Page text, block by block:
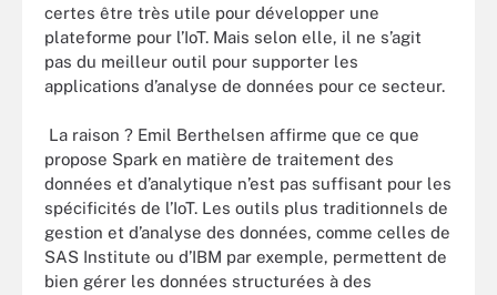
certes être très utile pour développer une
plateforme pour l’IoT. Mais selon elle, il ne s’agit
pas du meilleur outil pour supporter les
applications d’analyse de données pour ce secteur.
La raison ? Emil Berthelsen affirme que ce que
propose Spark en matière de traitement des
données et d’analytique n’est pas suffisant pour les
spécificités de l’IoT. Les outils plus traditionnels de
gestion et d’analyse des données, comme celles de
SAS Institute ou d’IBM par exemple, permettent de
bien gérer les données structurées à des